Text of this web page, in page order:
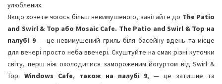
улюблених.
Якщо хочете чогось більш невимушеного, завітайте до The Patio
and Swirl & Top або Mosaic Cafe. The Patio and Swirl & Top на
палубі 9— це невимушений гриль біля басейну вдень та місце
для вечері просто неба ввечері. Скуштуйте на смак різні куточки
світу, перш ніж охолодитися замороженим йогуртом від Swirl &
Top. Windows Cafe, також на палубі 9, — це затишне та